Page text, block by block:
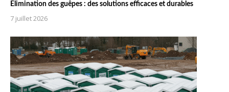
Élimination des guêpes : des solutions efficaces et durables
7 juillet 2026